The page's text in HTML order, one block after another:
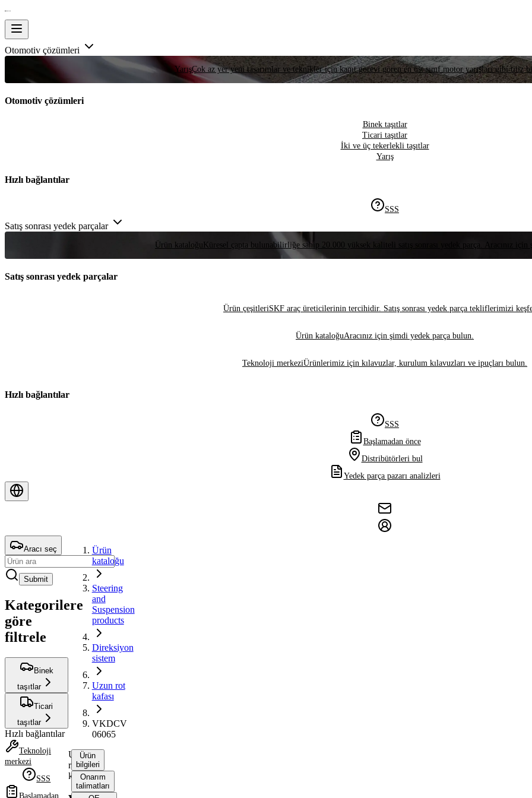
Otomotiv çözümleri
YarışÇok az yer yeni tasarımlar ve teknikler için kanıt görevi gören en üst sınıf motor yarışları gibi titiz
Otomotiv çözümleri
Binek taşıtlar
Ticari taşıtlar
İki ve üç tekerlekli taşıtlar
Yarış
Hızlı bağlantılar
SSS
Satış sonrası yedek parçalar
Ürün kataloğu Küresel çapta bulunabilirliğe sahip 20.000 yüksek kaliteli satış sonrası yedek parça. Aracınız
Satış sonrası yedek parçalar
Ürün çeşitleriSKF araç üreticilerinin tercihidir. Satış sonrası yedek parça tekliflerimizi
Ürün kataloğuAracınız için şimdi yedek parça bulun.
Teknoloji merkeziÜrünlerimiz için kılavuzlar, kurulum kılavuzları ve ipuçları bulun.
Hızlı bağlantılar
SSS
Başlamadan önce
Distribütörleri bul
Yedek parça pazarı analizleri
Aracı seç
Submit
Kategorilere
göre
filtrele
Binek
taşıtlar
Ticari
taşıtlar
Hızlı bağlantılar
Teknoloji
merkezi
SSS
Başlamadan
Ürün
kataloğu
Steering
and
Suspension
products
Direksiyon
sistem
Uzun rot
kafası
VKDCV
06065
Uzun
rot
kafası
Ürün
bilgileri
Onarım
talimatları